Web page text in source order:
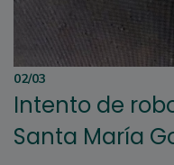
02/03
Intento de
Santa María